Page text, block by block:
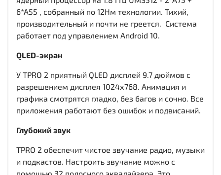
6*A55 , собранный по 12Нм технологии. Тихий,
производительный и почти не греется. Система
работает под управлением Android 10.
QLED-экран
У TPRO 2 приятный QLED дисплей 9.7 дюймов c
разрешением дисплея 1024х768. Анимация и
графика смотрятся гладко, без багов и сочно. Все
приложения работают без ошибок и подвисаний.
Глубокий звук
TPRO 2 обеспечит чистое звучание радио, музыки
и подкастов. Настроить звучание можно с